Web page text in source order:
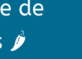
de
🌶